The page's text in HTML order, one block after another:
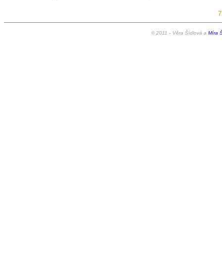
© 2011 - Věra Šídlová a Míra